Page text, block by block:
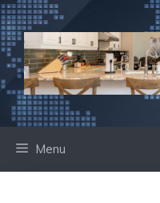
Ga
naar
de
inhoud
Menu